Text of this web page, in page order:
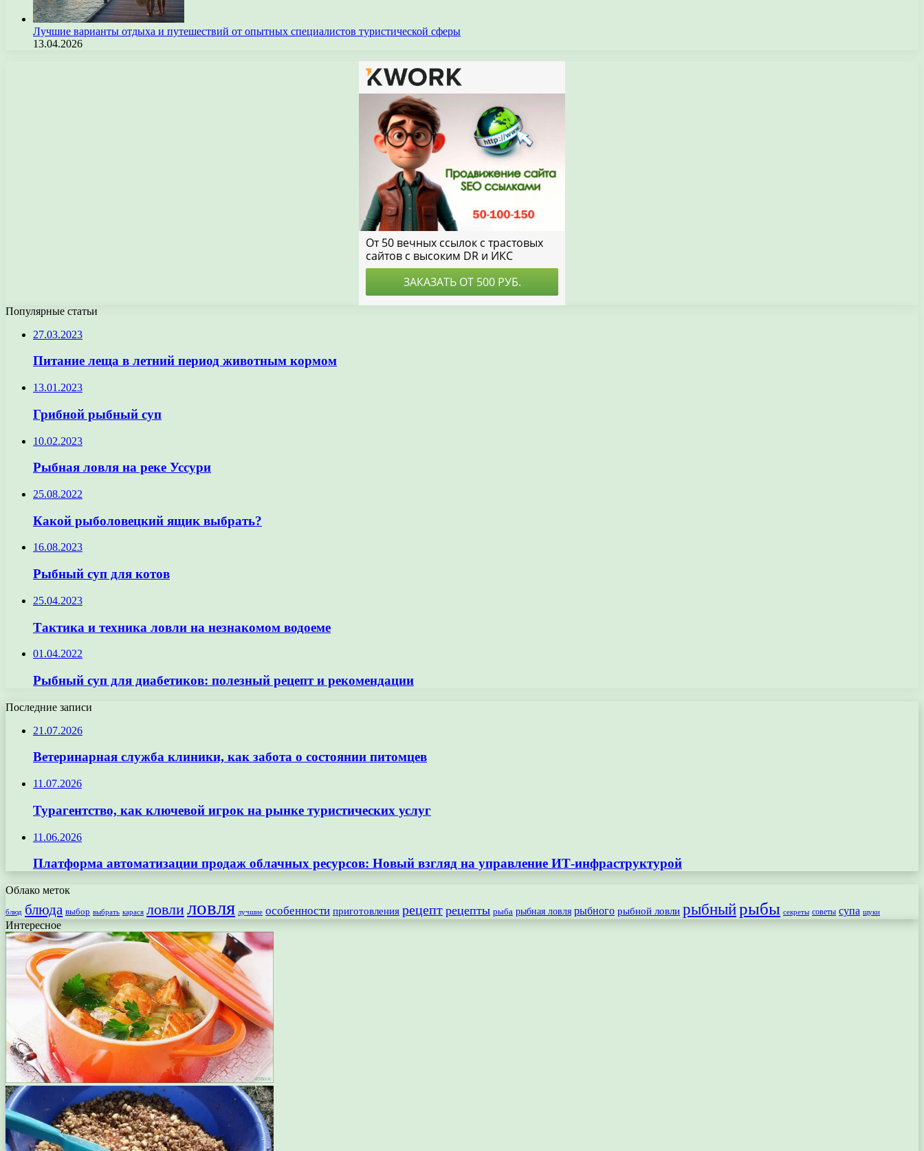
Лучшие варианты отдыха и путешествий от опытных специалистов туристической сферы
13.04.2026
Популярные статьи
27.03.2023
Питание леща в летний период животным кормом
13.01.2023
Грибной рыбный суп
10.02.2023
Рыбная ловля на реке Уссури
25.08.2022
Какой рыболовецкий ящик выбрать?
16.08.2023
Рыбный суп для котов
25.04.2023
Тактика и техника ловли на незнакомом водоеме
01.04.2022
Рыбный суп для диабетиков: полезный рецепт и рекомендации
Последние записи
21.07.2026
Ветеринарная служба клиники, как забота о состоянии питомцев
11.07.2026
Турагентство, как ключевой игрок на рынке туристических услуг
11.06.2026
Платформа автоматизации продаж облачных ресурсов: Новый взгляд на управление ИТ-инфраструктурой
Облако меток
блюд блюда выбор выбрать карася ловлиловля лучшие особенности приготовления рецепт рецепты рыба рыбная ловля рыбного рыбной ловли рыбныйрыбы секреты советы супа щуки
Интересное